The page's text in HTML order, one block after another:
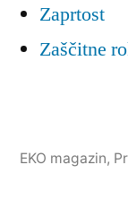
Zaprtost
Zaščitne
EKO magazin,